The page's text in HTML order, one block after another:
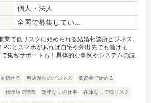
個人・法人
全国で募集してい...
業で低リスクに始められる結婚相談所ビジネス。
とスマホがあれば自宅や外出先でも働けま
集客サポートも！具体的な事例やシステムの説
指せる 無店舗型のビジネス 低資金で始める
代理店で開業 定年なしの仕事 在庫なしで低リスク